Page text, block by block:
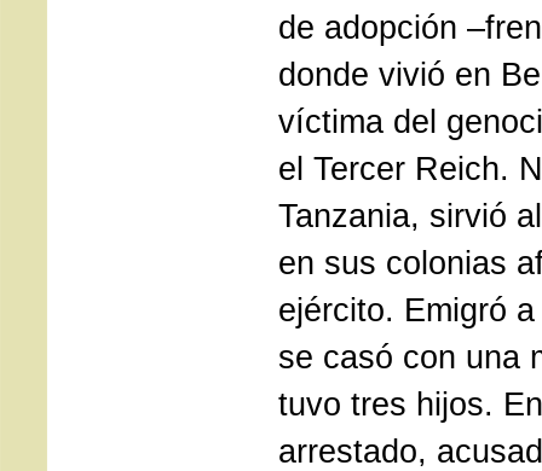
de adopción
donde vivió en
víctima del
el Tercer Reich.
Tanzania, sirvió
en sus colonias
ejército. Emigró
se casó con una
tuvo tres hijos.
arrestado,